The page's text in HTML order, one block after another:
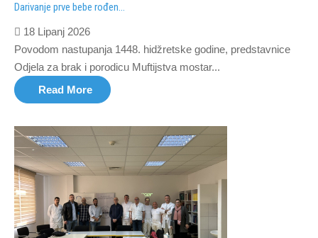
Darivanje prve bebe rođen...
18 Lipanj 2026
Povodom nastupanja 1448. hidžretske godine, predstavnice
Odjela za brak i porodicu Muftijstva mostar...
Read More